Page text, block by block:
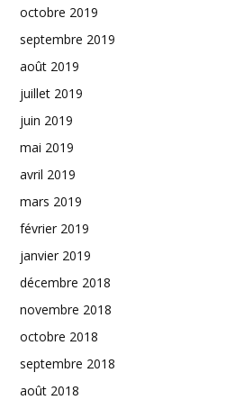
octobre 2019
septembre 2019
août 2019
juillet 2019
juin 2019
mai 2019
avril 2019
mars 2019
février 2019
janvier 2019
décembre 2018
novembre 2018
octobre 2018
septembre 2018
août 2018